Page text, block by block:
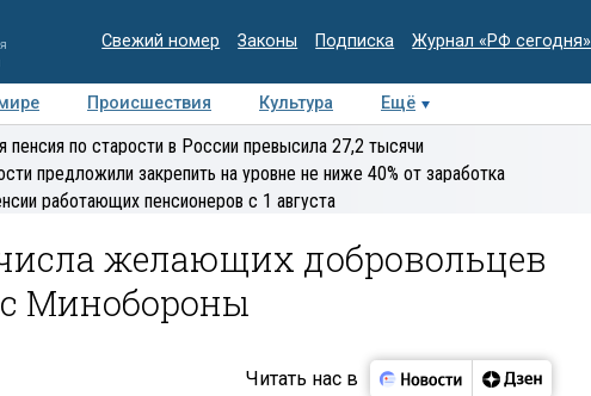
Свежий номер Законы Подписка Журнал «РФ сегодня»
Происшествия Культура Ещё
Медиацентр Интервью Колумнисты
экспертиза
по старости в России превысила 27,2 тысячи
предложили закрепить на уровне не ниже 40% от заработка
работающих пенсионеров с 1 августа
желающих добровольцев
Минобороны
Читать нас в